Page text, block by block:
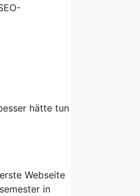
hätte tun
Webseite
in